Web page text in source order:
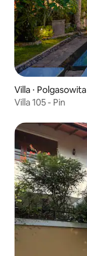
Villa ⋅ Polgasowita
Villa 105 - Pin